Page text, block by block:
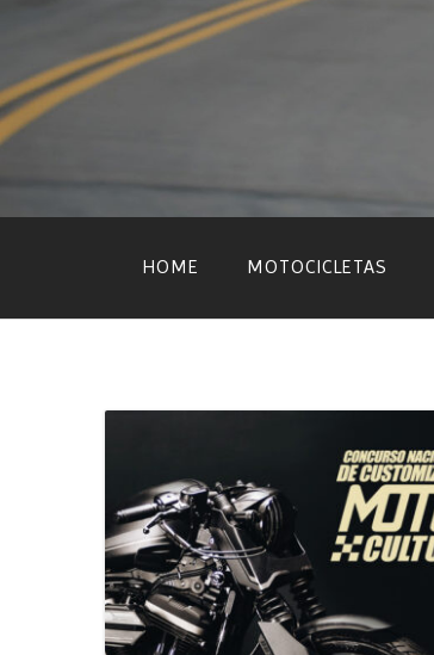
content
HOME MOTOCICLETAS